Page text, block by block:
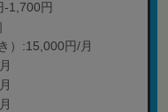
-1,700円
）:15,000円/月